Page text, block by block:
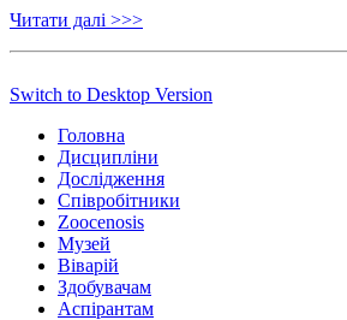
Читати далі >>>
Switch to Desktop Version
Головна
Дисципліни
Дослідження
Співробітники
Zoocenosis
Музей
Віварій
Здобувачам
Аспірантам